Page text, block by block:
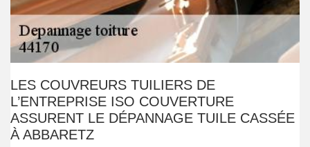
LES COUVREURS TUILIERS DE
L’ENTREPRISE ISO COUVERTURE
ASSURENT LE DÉPANNAGE TUILE CASSÉE
À ABBARETZ